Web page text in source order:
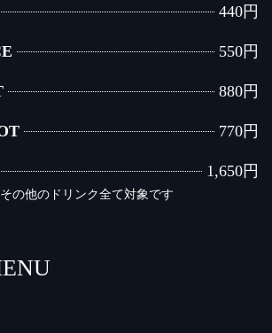
440円
550円
880円
770円
1,650円
の他のドリンク全て対象です